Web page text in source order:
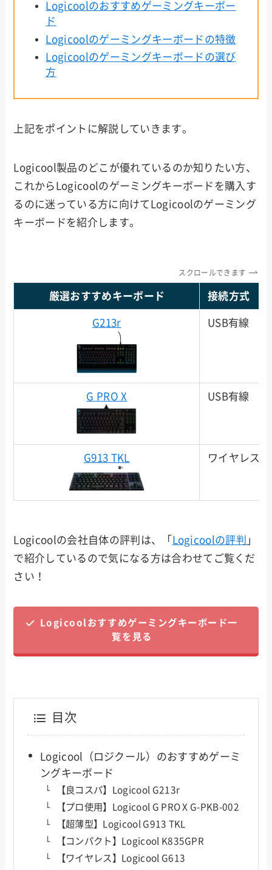
Logicoolのおすすめゲーミングキーボー
ド
Logicoolのゲーミングキーボードの特徴
Logicoolのゲーミングキーボードの選び
方
上記をポイントに解説していきます。
Logicool製品のどこが優れているのか知りたい方、
これからLogicoolのゲーミングキーボードを購入す
るのに迷っている方に向けてLogicoolのゲーミング
キーボードを紹介します。
スクロールできます
厳選おすすめキーボード 接続方式
G213r USB有線
G PRO X USB有線
G913 TKL ワイヤレス
Logicoolの会社自体の評判は、「 Logicoolの評判 」
で紹介しているので気になる方は合わせてご覧くだ
さい！
Logicoolおすすめゲーミングキーボード一
覧を見る
目次
Logicool（ロジクール）のおすすめゲーミ
ングキーボード
【良コスパ】Logicool G213r
【プロ使用】Logicool G PRO X G-PKB-002
【超薄型】Logicool G913 TKL
【コンパクト】Logicool K835GPR
【ワイヤレス】Logicool G613